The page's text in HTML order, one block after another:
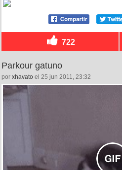
722
Parkour gatuno
por xhavato el 25 jun 2011, 23:32